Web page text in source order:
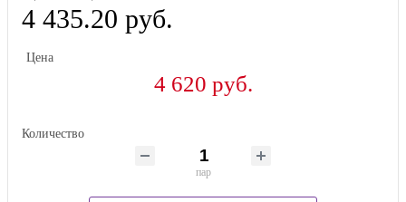
4 435.20 руб.
Цена
4 620 руб.
Количество
пар